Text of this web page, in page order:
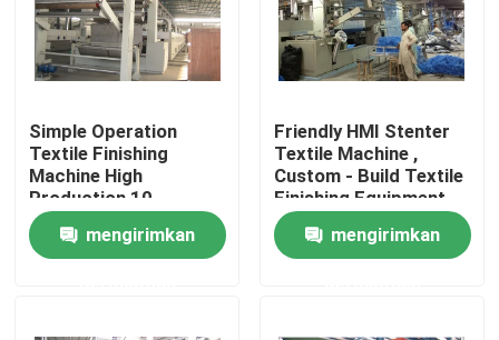
Tur Pabrik
Kontrol kualitas
Hubungi kami
Simple Operation
Textile Finishing
Machine High
Production 10-
150m/Min
mengirimkan
Friendly HMI Stenter
Textile Machine ,
Custom - Build Textile
Finishing Equipment
mengirimkan